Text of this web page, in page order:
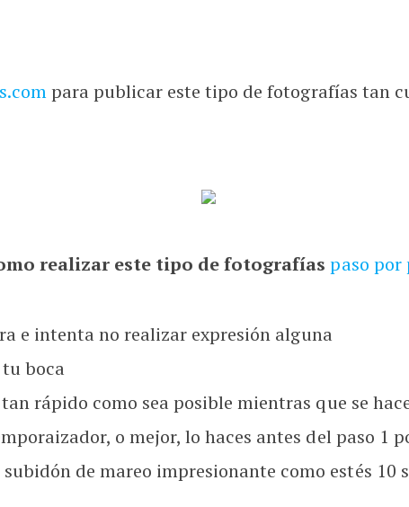
para publicar este tipo de fotografías tan
realizar este tipo de fotografías paso por
e intenta no realizar expresión alguna
boca
rápido como sea posible mientras que se
o mejor, lo haces antes del paso 1
de mareo impresionante como estés 10